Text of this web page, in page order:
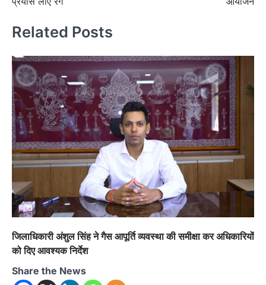
Related Posts
जिलाधिकारी अंशुल सिंह ने गैस आपूर्ति व्यवस्था की समीक्षा कर अधिकारियों
को दिए आवश्यक निर्देश
Share the News